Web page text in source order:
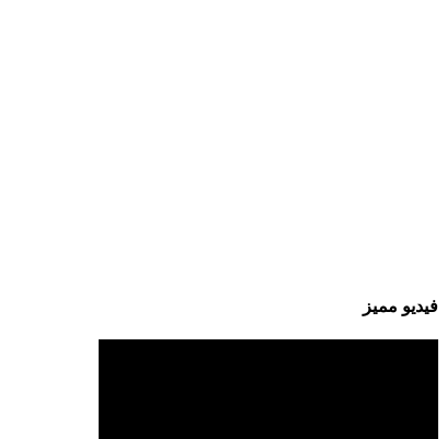
فيديو مميز